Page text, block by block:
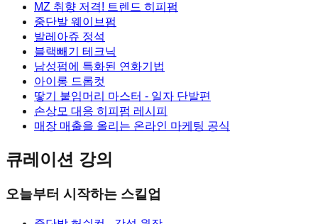
MZ 취향 저격! 트렌드 히피펌
중단발 웨이브펌
발레아쥬 정석
블랙빼기 테크닉
남성펌에 특화된 연화기법
아이롱 드롭컷
땋기 붙임머리 마스터 - 일자 단발편
손상모 대응 히피펌 레시피
매장 매출을 올리는 온라인 마케팅 공식
큐레이션 강의
오늘부터 시작하는 스킬업